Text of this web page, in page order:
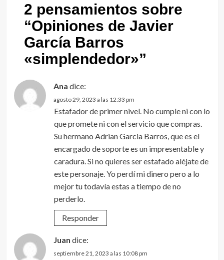
2 pensamientos sobre
“Opiniones de Javier
García Barros
«simplendedor»”
Ana dice:
agosto 29, 2023 a las 12:33 pm
Estafador de primer nivel. No cumple ni con lo
que promete ni con el servicio que compras.
Su hermano Adrian Garcia Barros, que es el
encargado de soporte es un impresentable y
caradura. Si no quieres ser estafado aléjate de
este personaje. Yo perdí mi dinero pero a lo
mejor tu todavía estas a tiempo de no
perderlo.
Responder
Juan dice:
septiembre 21, 2023 a las 10:08 pm